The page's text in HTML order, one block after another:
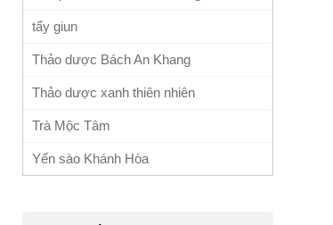
tẩy giun
Thảo dược Bách An Khang
Thảo dược xanh thiên nhiên
Trà Mộc Tâm
Yến sào Khánh Hòa